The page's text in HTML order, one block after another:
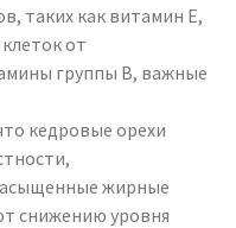
таких как витамин E,
от
группы B, важные
кедровые орехи
жирные
снижению уровня